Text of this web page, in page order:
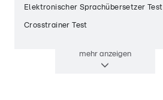
Elektronischer Sprachübersetzer Test
Crosstrainer Test
mehranzeigen